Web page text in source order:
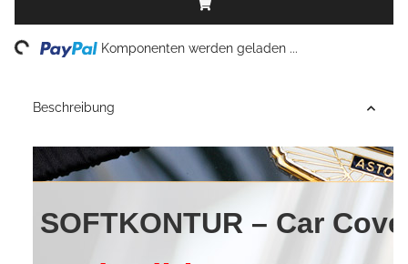
Loading... Komponenten werden geladen ...
Beschreibung